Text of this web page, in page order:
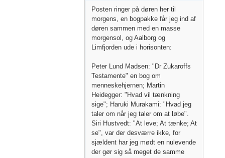
Posten ringer på døren her til
morgens, en bogpakke får jeg ind af
døren sammen med en masse
morgensol, og Aalborg og
Limfjorden ude i horisonten:
Peter Lund Madsen: "Dr Zukaroffs
Testamente" en bog om
menneskehjernen; Martin
Heidegger: "Hvad vil tænkning
sige"; Haruki Murakami: "Hvad jeg
taler om når jeg taler om at løbe".
Siri Hustvedt: "At leve; At tænke; At
se", var der desværre ikke, for
sjældent har jeg mødt en nulevende
der gør sig så meget de samme